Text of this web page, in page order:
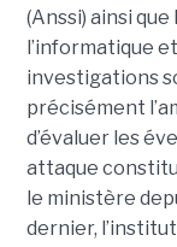
(Anssi) ainsi
l’informatique
investigations
précisément
d’évaluer les
attaque
le ministère
dernier,